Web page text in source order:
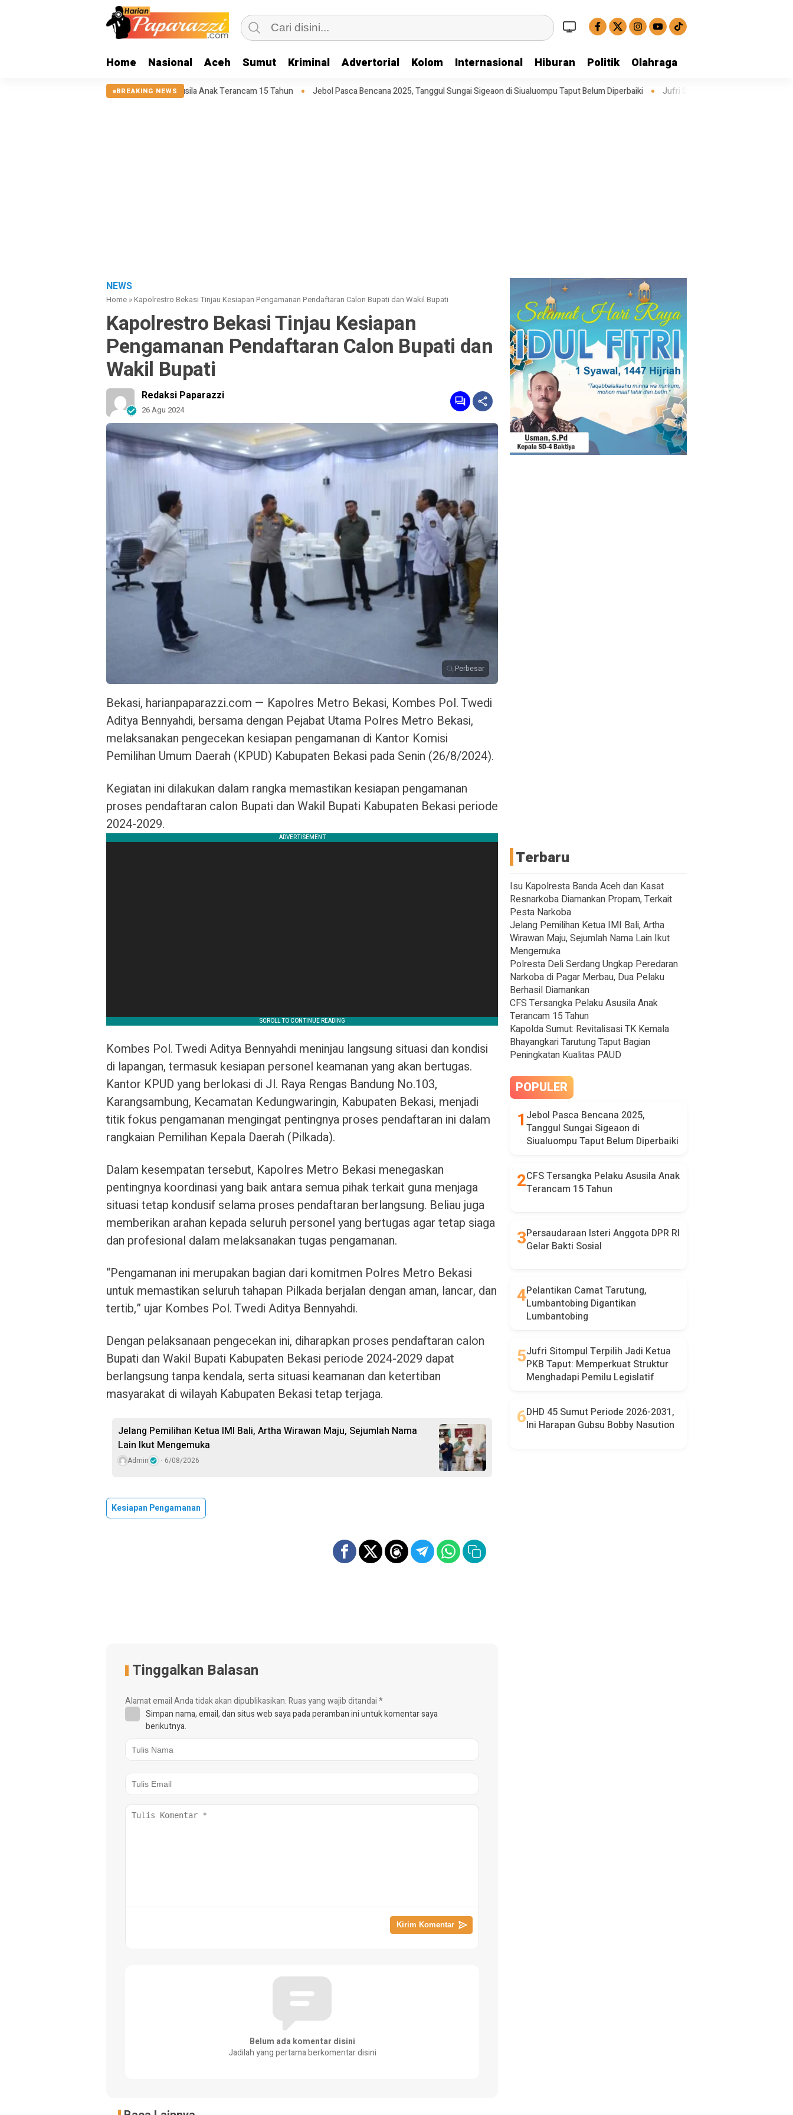
Home Nasional Aceh Sumut Kriminal Advertorial Kolom Internasional Hiburan Politik Olahraga
BREAKING NEWS
CFS Tersangka Pelaku Asusila Anak Terancam 15 Tahun Jebol Pasca Bencana 2025, Tanggul Sungai Sigeaon di Siualuompu Taput Belum Diperbaiki Jufri Sitompul Terpilih Jadi Ketua PKB Taput:
NEWS
Home »Kapolrestro Bekasi Tinjau Kesiapan Pengamanan Pendaftaran Calon Bupati dan Wakil Bupati
Kapolrestro Bekasi Tinjau Kesiapan
Pengamanan Pendaftaran Calon Bupati dan
Wakil Bupati
Redaksi Paparazzi
26 Agu 2024
Perbesar
Bekasi, harianpaparazzi.com — Kapolres Metro Bekasi, Kombes Pol. Twedi
Aditya Bennyahdi, bersama dengan Pejabat Utama Polres Metro Bekasi,
melaksanakan pengecekan kesiapan pengamanan di Kantor Komisi
Pemilihan Umum Daerah (KPUD) Kabupaten Bekasi pada Senin (26/8/2024).
Kegiatan ini dilakukan dalam rangka memastikan kesiapan pengamanan
proses pendaftaran calon Bupati dan Wakil Bupati Kabupaten Bekasi periode
2024-2029.
Kombes Pol. Twedi Aditya Bennyahdi meninjau langsung situasi dan kondisi
di lapangan, termasuk kesiapan personel keamanan yang akan bertugas.
Kantor KPUD yang berlokasi di Jl. Raya Rengas Bandung No.103,
Karangsambung, Kecamatan Kedungwaringin, Kabupaten Bekasi, menjadi
titik fokus pengamanan mengingat pentingnya proses pendaftaran ini dalam
rangkaian Pemilihan Kepala Daerah (Pilkada).
Dalam kesempatan tersebut, Kapolres Metro Bekasi menegaskan
pentingnya koordinasi yang baik antara semua pihak terkait guna menjaga
situasi tetap kondusif selama proses pendaftaran berlangsung. Beliau juga
memberikan arahan kepada seluruh personel yang bertugas agar tetap siaga
dan profesional dalam melaksanakan tugas pengamanan.
“Pengamanan ini merupakan bagian dari komitmen Polres Metro Bekasi
untuk memastikan seluruh tahapan Pilkada berjalan dengan aman, lancar, dan
tertib,” ujar Kombes Pol. Twedi Aditya Bennyahdi.
Dengan pelaksanaan pengecekan ini, diharapkan proses pendaftaran calon
Bupati dan Wakil Bupati Kabupaten Bekasi periode 2024-2029 dapat
berlangsung tanpa kendala, serta situasi keamanan dan ketertiban
masyarakat di wilayah Kabupaten Bekasi tetap terjaga.
Jelang Pemilihan Ketua IMI Bali, Artha Wirawan Maju, Sejumlah Nama
Lain Ikut Mengemuka
Admin 6/08/2026
Kesiapan Pengamanan
Tinggalkan Balasan
Alamat email Anda tidak akan dipublikasikan.Ruas yang wajib ditandai*
Simpan nama, email, dan situs web saya pada peramban ini untuk komentar saya
berikutnya.
Belum ada komentar disini
Jadilah yang pertama berkomentar disini
Terbaru
Isu Kapolresta Banda Aceh dan Kasat
Resnarkoba Diamankan Propam, Terkait
Pesta Narkoba
Jelang Pemilihan Ketua IMI Bali, Artha
Wirawan Maju, Sejumlah Nama Lain Ikut
Mengemuka
Polresta Deli Serdang Ungkap Peredaran
Narkoba di Pagar Merbau, Dua Pelaku
Berhasil Diamankan
CFS Tersangka Pelaku Asusila Anak
Terancam 15 Tahun
Kapolda Sumut: Revitalisasi TK Kemala
Bhayangkari Tarutung Taput Bagian
Peningkatan Kualitas PAUD
POPULER
Jebol Pasca Bencana 2025,
Tanggul Sungai Sigeaon di
Siualuompu Taput Belum Diperbaiki
CFS Tersangka Pelaku Asusila Anak
Terancam 15 Tahun
Persaudaraan Isteri Anggota DPR RI
Gelar Bakti Sosial
Pelantikan Camat Tarutung,
Lumbantobing Digantikan
Lumbantobing
Jufri Sitompul Terpilih Jadi Ketua
PKB Taput: Memperkuat Struktur
Menghadapi Pemilu Legislatif
DHD 45 Sumut Periode 2026-2031,
Ini Harapan Gubsu Bobby Nasution